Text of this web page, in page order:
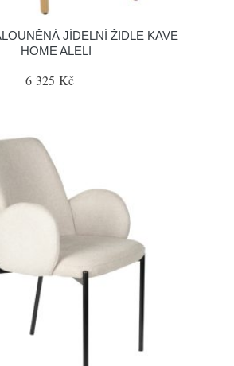
JÍDELNÍ ŽIDLE KAVE
HOME ALELI
6 325 Kč